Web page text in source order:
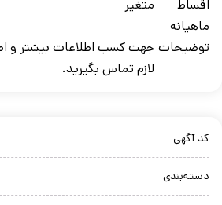
اقساط
ماهيانه
متغیر
توضيحات جهت کسب اطلاعات بيشتر و
لازم تماس بگيريد.
کد آگهی
دسته‌بندی